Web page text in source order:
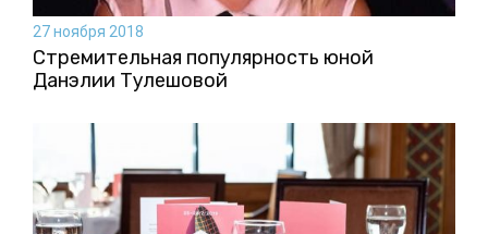
27 ноября 2018
Стремительная популярность юной
Данэлии Тулешовой